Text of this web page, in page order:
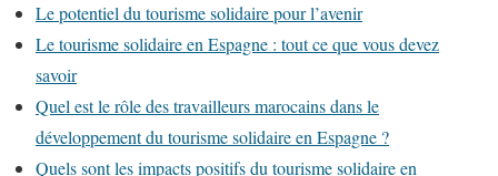
Le potentiel du tourisme solidaire pour l’avenir
Le tourisme solidaire en Espagne : tout ce que vous devez
savoir
Quel est le rôle des travailleurs marocains dans le
développement du tourisme solidaire en Espagne ?
Quels sont les impacts positifs du tourisme solidaire en